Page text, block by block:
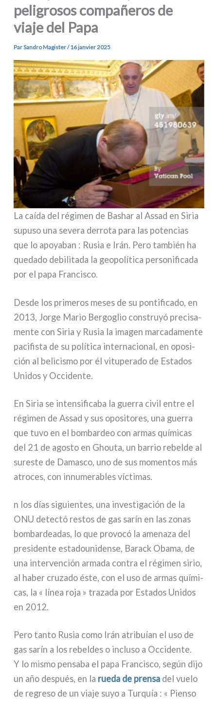
peligrosos compañeros de
viaje del Papa
ParSandro Magister/16 janvier 2025
La caí­da del régi­men de Bashar al Assad en Siria
supu­so una seve­ra der­ro­ta para las poten­cias
que lo apoya­ban : Rusia e Irán. Pero tam­bién ha
que­da­do debi­li­ta­da la geo­po­lí­ti­ca per­so­ni­fi­ca­da
por el papa Francisco.
Desde los pri­me­ros meses de su pon­ti­fi­ca­do, en
2013, Jorge Mario Bergoglio con­struyó pre­ci­sa­
men­te con Siria y Rusia la ima­gen mar­ca­da­men­te
paci­fi­sta de su polí­ti­ca inter­na­cio­nal, en opo­si­
ción al beli­ci­smo por él vitu­pe­ra­do de Estados
Unidos y Occidente.
En Siria se inten­si­fi­ca­ba la guer­ra civil entre el
régi­men de Assad y sus opo­si­to­res, una guer­ra
que tuvo en el bom­bar­deo con armas quí­mi­cas
del 21 de ago­sto en Ghouta, un bar­rio rebel­de al
sure­ste de Damasco, uno de sus momen­tos más
atro­ces, con innu­me­ra­bles víc­ti­mas.
n los días siguien­tes, una inve­sti­ga­ción de la
ONU detec­tó restos de gas sarín en las zonas
bom­bar­dea­das, lo que pro­vo­có la ame­na­za del
pre­si­den­te esta­dou­ni­den­se, Barack Obama, de
una inter­ven­ción arma­da con­tra el régi­men sirio,
al haber cru­za­do éste, con el uso de armas quí­mi­
cas, la « línea roja » tra­za­da por Estados Unidos
en 2012.
Pero tan­to Rusia como Irán atri­buían el uso de
gas sarín a los rebel­des o inclu­so a Occidente.
Y lo mismo pen­sa­ba el papa Francisco, según dijo
un año después, en la rue­da de pren­sa del vue­lo
de regre­so de un via­je suyo a Turquía : « Pienso